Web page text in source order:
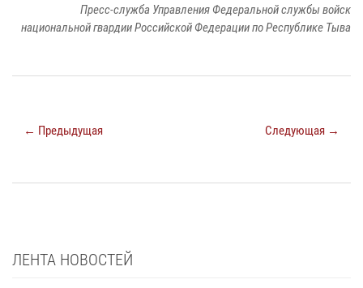
Пресс-служба Управления Федеральной службы войск
национальной гвардии Российской Федерации по Республике Тыва
← Предыдущая Следующая →
ЛЕНТА НОВОСТЕЙ